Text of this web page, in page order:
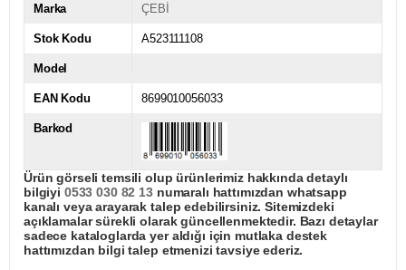
Marka ÇEBİ
Stok Kodu A523111108
Model
EAN Kodu 8699010056033
Barkod
Ürün görseli temsili olup ürünlerimiz hakkında detaylı
bilgiyi 0533 030 82 13numaralı hattımızdan whatsapp
kanalı veya arayarak talep edebilirsiniz. Sitemizdeki
açıklamalar sürekli olarak güncellenmektedir. Bazı detaylar
sadece kataloglarda yer aldığı için mutlaka destek
hattımızdan bilgi talep etmenizi tavsiye ederiz.